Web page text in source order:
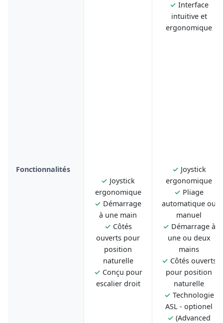
✓ Interface
intuitive et
ergonomique
Fonctionnalités
✓ Joystick
ergonomique
✓ Démarrage
à une main
✓ Côtés
ouverts pour
position
naturelle
✓ Conçu pour
escalier droit
✓ Joystick
ergonomique
✓ Pliage
automatique ou
manuel
✓ Démarrage à
une ou deux
mains
✓ Côtés ouverts
pour position
naturelle
✓ Technologie
ASL - optionel
✓ (Advanced